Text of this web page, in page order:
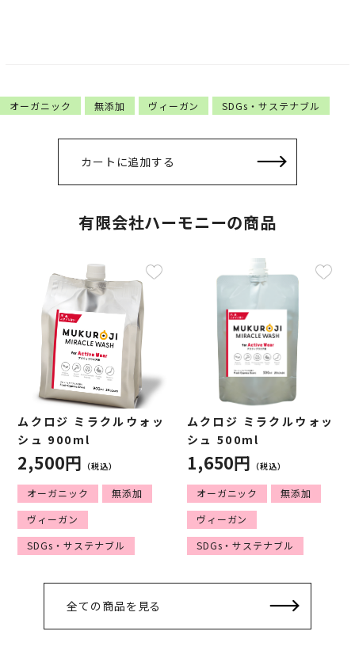
オーガニック 無添加 ヴィーガン SDGs・サステナブル
カートに追加する
有限会社ハーモニーの商品
ムクロジ ミラクルウォッ
シュ 900ml
2,500円 （税込）
オーガニック
無添加
ヴィーガン
SDGs・サステナブル
ムクロジ ミラクルウォッ
シュ 500ml
1,650円 （税込）
オーガニック
無添加
ヴィーガン
SDGs・サステナブル
全ての商品を見る